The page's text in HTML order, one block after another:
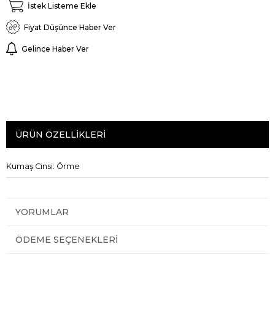
İstek Listeme Ekle
Fiyat Düşünce Haber Ver
Gelince Haber Ver
ÜRÜN ÖZELLIKLERI
Kumaş Cinsi: Örme
YORUMLAR
ÖDEME SEÇENEKLERI